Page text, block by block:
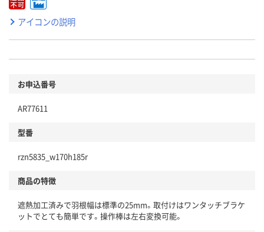
アイコンの説明
お申込番号
AR77611
型番
rzn5835_w170h185r
商品の特徴
遮熱加工済みで羽根幅は標準の25mm。取付けはワンタッチブラケ
ットでとても簡単です。操作棒は左右変換可能。